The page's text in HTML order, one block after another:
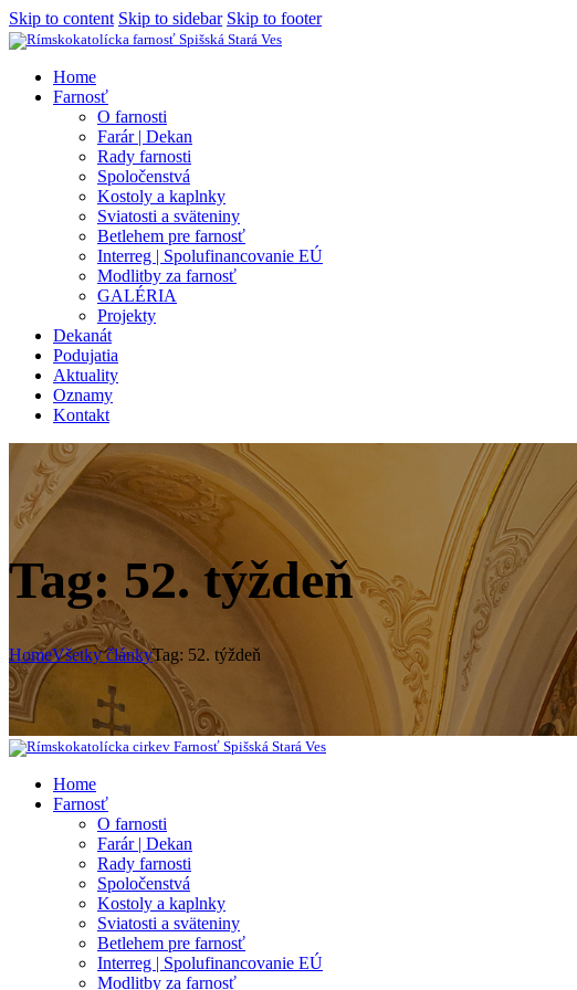
Skip to content Skip to sidebar Skip to footer
Home
Farnosť
O farnosti
Farár | Dekan
Rady farnosti
Spoločenstvá
Kostoly a kaplnky
Sviatosti a sväteniny
Betlehem pre farnosť
Interreg | Spolufinancovanie EÚ
Modlitby za farnosť
GALÉRIA
Projekty
Dekanát
Podujatia
Aktuality
Oznamy
Kontakt
Tag: 52. týždeň
HomeVšetky článkyTag: 52. týždeň
Home
Farnosť
O farnosti
Farár | Dekan
Rady farnosti
Spoločenstvá
Kostoly a kaplnky
Sviatosti a sväteniny
Betlehem pre farnosť
Interreg | Spolufinancovanie EÚ
Modlitby za farnosť